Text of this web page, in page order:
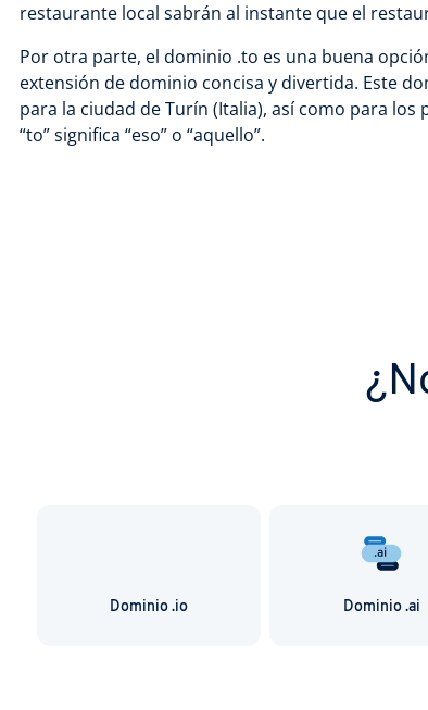
restaurante local sabrán al instante que el
Por otra parte, el dominio .to es una buena
extensión de dominio concisa y divertida. Este
para la ciudad de Turín (Italia), así como para los
“to” significa “eso” o “aquello”.
Dominio .io Dominio .ai